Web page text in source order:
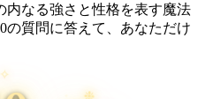
内なる強さと性格を表す魔法
の質問に答えて、あなただけ
✧